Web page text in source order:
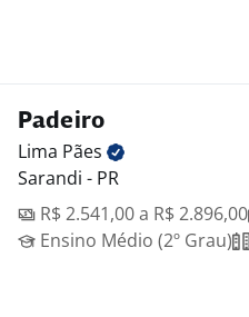
Padeiro
Lima Pães
Sarandi - PR
R$ 2.541,00 a R$ 2.896,00
Ensino Médio (2º Grau)